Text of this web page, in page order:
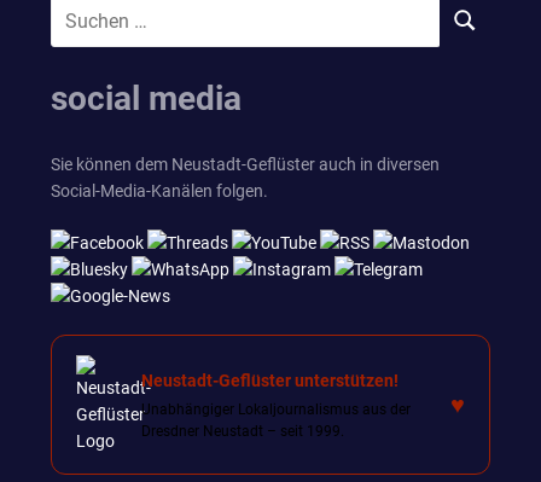
nach:
SUCHEN
social media
Sie können dem Neustadt-Geflüster auch in diversen
Social-Media-Kanälen folgen.
Neustadt-Geflüster unterstützen!
Unabhängiger Lokaljournalismus aus der
Dresdner Neustadt – seit 1999.
♥